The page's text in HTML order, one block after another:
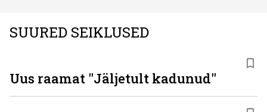
SUURED SEIKLUSED
Uus raamat "Jäljetult kadunud"